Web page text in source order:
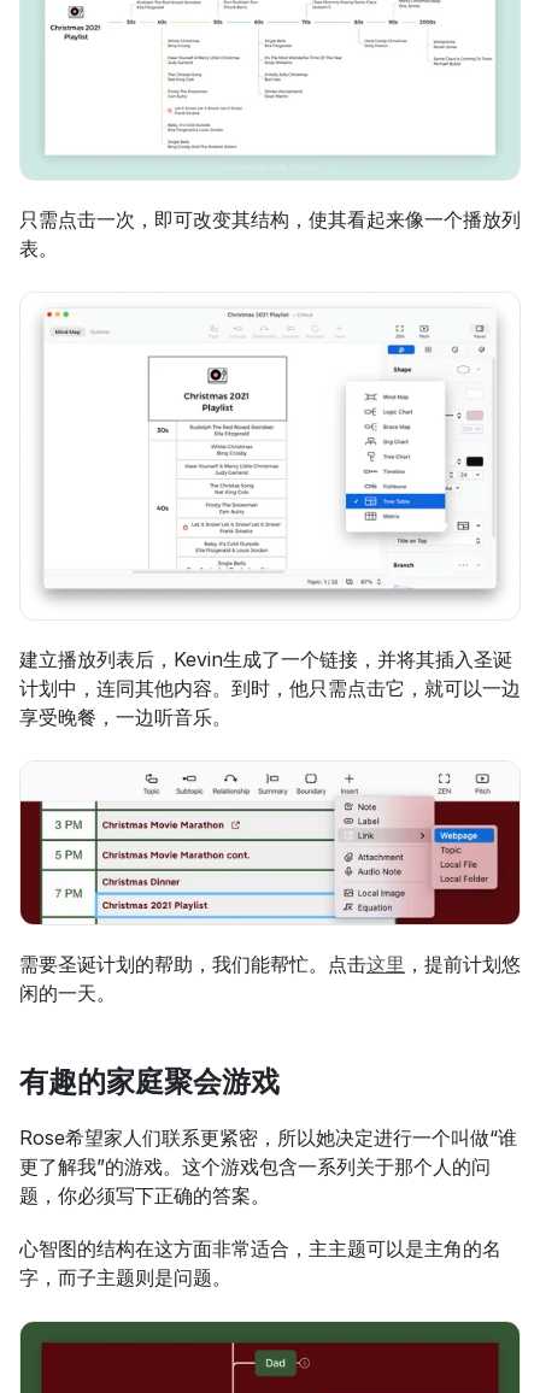
只需点击一次，即可改变其结构，使其看起来像一个播放列
表。
建立播放列表后，Kevin生成了一个链接，并将其插入圣诞
计划中，连同其他内容。到时，他只需点击它，就可以一边
享受晚餐，一边听音乐。
需要圣诞计划的帮助，我们能帮忙。点击这里 ，提前计划悠
闲的一天。
有趣的家庭聚会游戏
Rose希望家人们联系更紧密，所以她决定进行一个叫做“谁
更了解我”的游戏。这个游戏包含一系列关于那个人的问
题，你必须写下正确的答案。
心智图的结构在这方面非常适合，主主题可以是主角的名
字，而子主题则是问题。